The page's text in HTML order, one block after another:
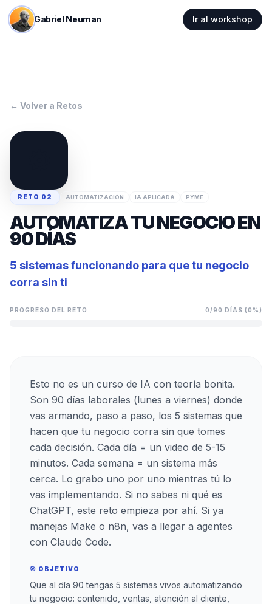
Gabriel Neuman Ir al workshop
← Volver a Retos
RETO 02 AUTOMATIZACIÓN IA APLICADA PYME
AUTOMATIZA TU NEGOCIO EN
90 DÍAS
5 sistemas funcionando para que tu negocio
corra sin ti
PROGRESO DEL RETO 0/90 DÍAS (0%)
Esto no es un curso de IA con teoría bonita.
Son 90 días laborales (lunes a viernes) donde
vas armando, paso a paso, los 5 sistemas que
hacen que tu negocio corra sin que tomes
cada decisión. Cada día = un video de 5-15
minutos. Cada semana = un sistema más
cerca. Lo grabo uno por uno mientras tú lo
vas implementando. Si no sabes ni qué es
ChatGPT, este reto empieza por ahí. Si ya
manejas Make o n8n, vas a llegar a agentes
con Claude Code.
🎯 OBJETIVO
Que al día 90 tengas 5 sistemas vivos automatizando
tu negocio: contenido, ventas, atención al cliente,